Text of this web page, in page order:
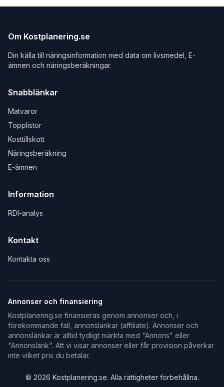
Om Kostplanering.se
Din källa till näringsinformation med data om livsmedel, E-
ämnen och näringsberäkningar.
Snabblänkar
Matvaror
Topplistor
Kosttillskott
Näringsberäkning
E-ämnen
Information
RDI-analys
Kontakt
Kontakta oss
Annonser och finansiering
Kostplanering.se finansieras genom annonser och, i
förekommande fall, annonslänkar (affiliate). Annonser och
annonslänkar är alltid tydligt märkta med "Annons" eller
"Annonslänk". Att vi visar annonser eller får provision påverkar
inte vilket pris du betalar.
© 2026 Kostplanering.se. Alla rättigheter förbehållna.